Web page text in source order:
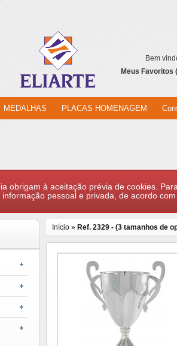
Meus Favoritos
Bem
MEDALHAS PLACAS HOMENAGEM
obrigam à aceitação prévia de cookies.
pessoal e privada, de acordo com
Início » Ref. 2329 - (3 tamanhos de